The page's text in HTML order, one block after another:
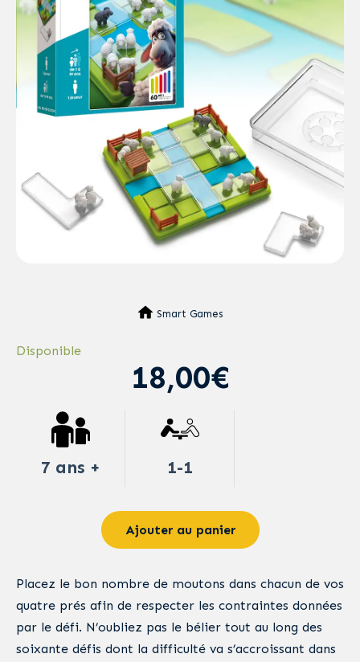
Smart Games
Disponible
18,00€
7 ans + 1-1
Ajouter au panier
Placez le bon nombre de moutons dans chacun de vos
quatre prés afin de respecter les contraintes données
par le défi. N’oubliez pas le bélier tout au long des
soixante défis dont la difficulté va s’accroissant dans